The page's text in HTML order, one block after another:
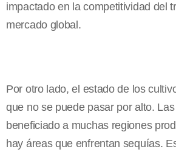
impactado en la competitividad del
mercado global.
Por otro lado, el estado de los
que no se puede pasar por alto.
beneficiado a muchas regiones
hay áreas que enfrentan sequías.